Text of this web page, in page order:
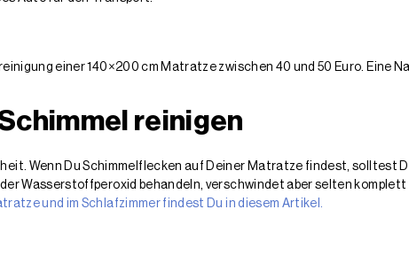
einer 140×200 cm Matratze zwischen 40 und 50 Euro. Eine
reinigen
Wenn Du Schimmelflecken auf Deiner Matratze findest, solltest
Wasserstoffperoxid behandeln, verschwindet aber selten
und im Schlafzimmer findest Du in diesem Artikel.